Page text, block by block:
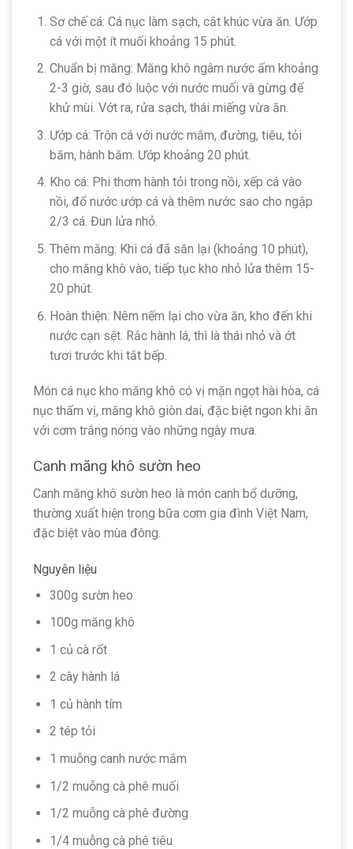
Sơ chế cá: Cá nục làm sạch, cắt khúc vừa ăn. Ướp
cá với một ít muối khoảng 15 phút.
Chuẩn bị măng: Măng khô ngâm nước ấm khoảng
2-3 giờ, sau đó luộc với nước muối và gừng để
khử mùi. Vớt ra, rửa sạch, thái miếng vừa ăn.
Ướp cá: Trộn cá với nước mắm, đường, tiêu, tỏi
băm, hành băm. Ướp khoảng 20 phút.
Kho cá: Phi thơm hành tỏi trong nồi, xếp cá vào
nồi, đổ nước ướp cá và thêm nước sao cho ngập
2/3 cá. Đun lửa nhỏ.
Thêm măng: Khi cá đã săn lại (khoảng 10 phút),
cho măng khô vào, tiếp tục kho nhỏ lửa thêm 15-
20 phút.
Hoàn thiện: Nêm nếm lại cho vừa ăn, kho đến khi
nước cạn sệt. Rắc hành lá, thì là thái nhỏ và ớt
tươi trước khi tắt bếp.
Món cá nục kho măng khô có vị mặn ngọt hài hòa, cá
nục thấm vị, măng khô giòn dai, đặc biệt ngon khi ăn
với cơm trắng nóng vào những ngày mưa.
Canh măng khô sườn heo
Canh măng khô sườn heo là món canh bổ dưỡng,
thường xuất hiện trong bữa cơm gia đình Việt Nam,
đặc biệt vào mùa đông.
Nguyên liệu
300g sườn heo
100g măng khô
1 củ cà rốt
2 cây hành lá
1 củ hành tím
2 tép tỏi
1 muỗng canh nước mắm
1/2 muỗng cà phê muối
1/2 muỗng cà phê đường
1/4 muỗng cà phê tiêu